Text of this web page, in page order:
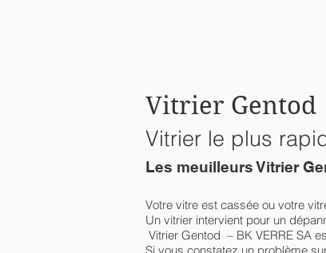
Vitrier Gentod
Vitrier le plus
Les meuilleurs Vitrier
Votre vitre est cassée ou votre
Un vitrier intervient pour un
Vitrier Gentod – BK VERRE SA